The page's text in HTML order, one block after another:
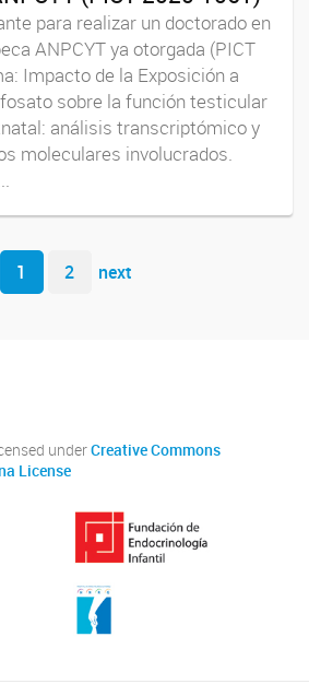
para realizar un doctorado en
ANPCYT ya otorgada (PICT
Impacto de la Exposición a
sobre la función testicular
análisis transcriptómico y
moleculares involucrados.
artículos
1 2 next
Dr. César Bergadá
underCreative Commons
License